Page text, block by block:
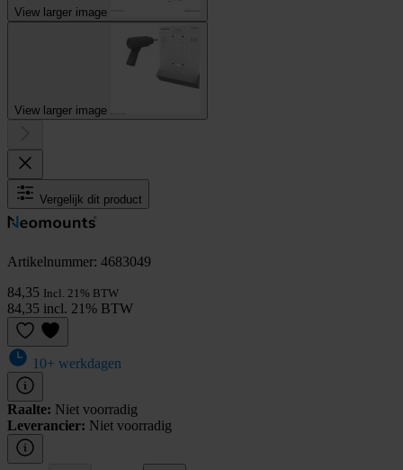
View larger image
View larger image
Vergelijk dit product
Artikelnummer: 4683049
84,35 Incl. 21% BTW
84,35 incl. 21% BTW
10+ werkdagen
Raalte: Niet voorradig
Leverancier: Niet voorradig